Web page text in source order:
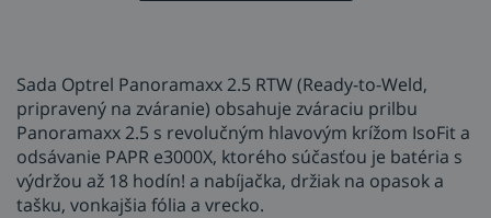
Sada Optrel Panoramaxx 2.5 RTW (Ready-to-Weld,
pripravený na zváranie) obsahuje zváraciu prilbu
Panoramaxx 2.5 s revolučným hlavovým krížom IsoFit a
odsávanie PAPR e3000X, ktorého súčasťou je batéria s
výdržou až 18 hodín! a nabíjačka, držiak na opasok a
tašku, vonkajšia fólia a vrecko.